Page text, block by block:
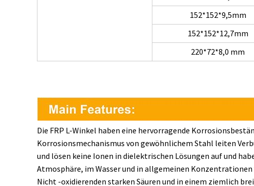
152*152*9,5mm
152*152*12,7mm
220*72*8,0 mm
Die FRP L-Winkel haben eine hervorragende
Korrosionsmechanismus von gewöhnlichem Stahl leiten
und lösen keine Ionen in dielektrischen Lösungen auf und
Atmosphäre, im Wasser und in allgemeinen Konzentrationen
Nicht -oxidierenden starken Säuren und in einem ziemlich